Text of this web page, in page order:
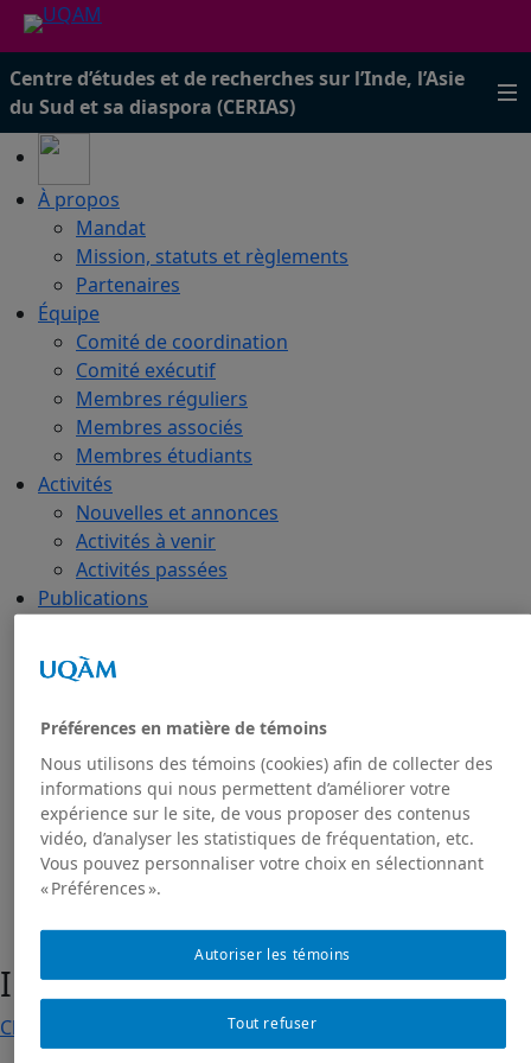
Centre d’études et de recherches sur l’Inde, l’Asie
du Sud et sa diaspora (CERIAS)
À propos
Mandat
Mission, statuts et règlements
Partenaires
Équipe
Comité de coordination
Comité exécutif
Membres réguliers
Membres associés
Membres étudiants
Activités
Nouvelles et annonces
Activités à venir
Activités passées
Publications
Dans les médias
GRIAS
Projet de recherche Sakhī
Présentation du projet
Projet Sakhī : contexte
Projet Sakhī: méthodologie
Nous joindre
Industrie de la défense
Chapitres de livres
Préférences en matière de témoins
Nous utilisons des témoins (cookies) afin de collecter des
informations qui nous permettent d’améliorer votre
expérience sur le site, de vous proposer des contenus
vidéo, d’analyser les statistiques de fréquentation, etc.
Vous pouvez personnaliser votre choix en sélectionnant
« Préférences ».
Tout refuser
Autoriser les témoins